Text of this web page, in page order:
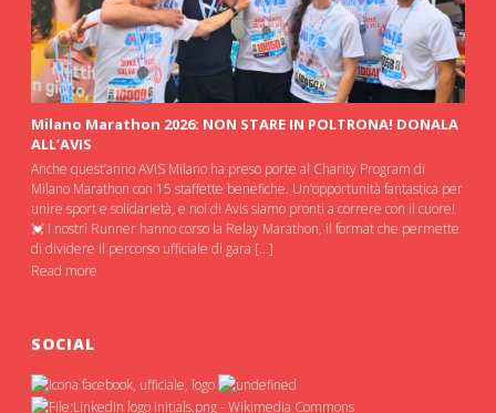
Milano Marathon 2026: NON STARE IN POLTRONA! DONALA
ALL’AVIS
Anche quest’anno AVIS Milano ha preso porte al Charity Program di
Milano Marathon con 15 staffette benefiche. Un’opportunità fantastica per
unire sport e solidarietà, e noi di Avis siamo pronti a correre con il cuore!
💓 I nostri Runner hanno corso la Relay Marathon, il format che permette
di dividere il percorso ufficiale di gara […]
Read more
SOCIAL